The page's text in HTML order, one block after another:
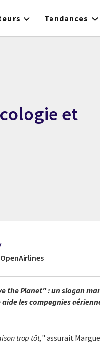
Tendances
et
the Planet" : un slogan
les compagnies
trop tôt," assurait